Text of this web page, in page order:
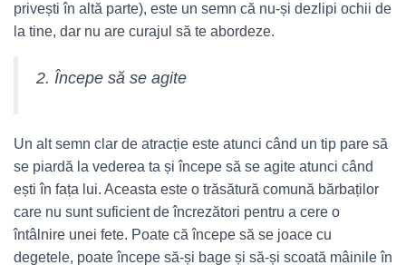
privești în altă parte), este un semn că nu-și dezlipi ochii de
la tine, dar nu are curajul să te abordeze.
2. Începe să se agite
Un alt semn clar de atracție este atunci când un tip pare să
se piardă la vederea ta și începe să se agite atunci când
ești în fața lui. Aceasta este o trăsătură comună bărbaților
care nu sunt suficient de încrezători pentru a cere o
întâlnire unei fete. Poate că începe să se joace cu
degetele, poate începe să-și bage și să-și scoată mâinile în